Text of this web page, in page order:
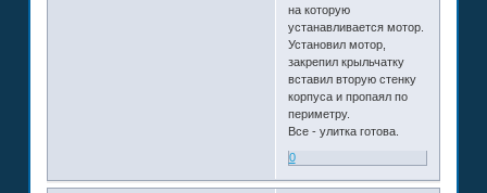
на которую
устанавливается мотор.
Установил мотор,
закрепил крыльчатку
вставил вторую стенку
корпуса и пропаял по
периметру.
Все - улитка готова.
0